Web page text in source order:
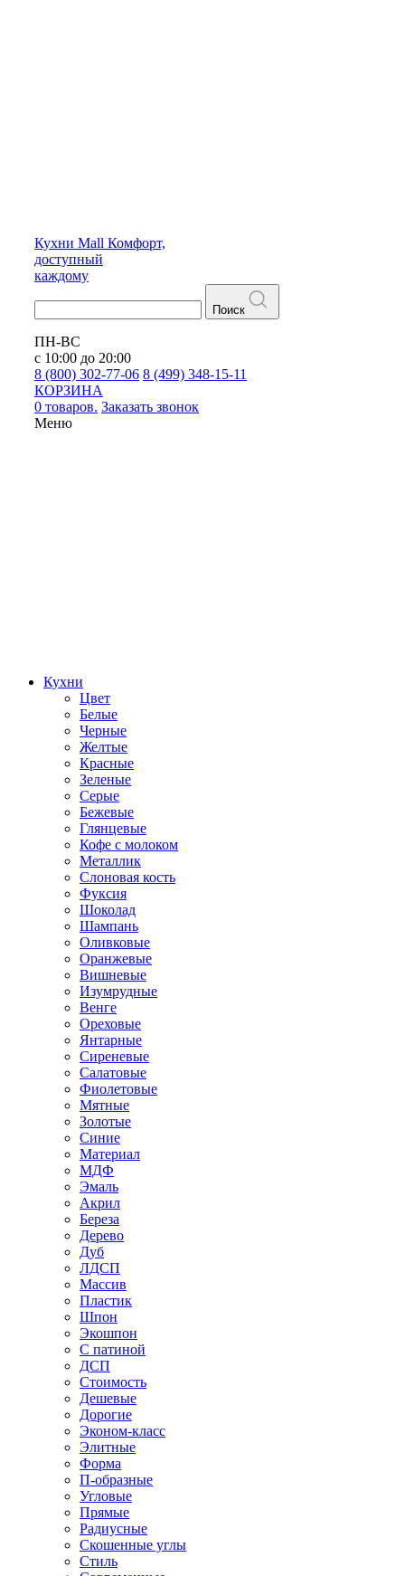
Кухни Mall Комфорт,
доступный
каждому
Поиск
ПН-ВС
с 10:00 до 20:00
8 (800) 302-77-06 8 (499) 348-15-11
КОРЗИНА
0 товаров. Заказать звонок
Меню
Кухни
Цвет
Белые
Черные
Желтые
Красные
Зеленые
Серые
Бежевые
Глянцевые
Кофе с молоком
Металлик
Слоновая кость
Фуксия
Шоколад
Шампань
Оливковые
Оранжевые
Вишневые
Изумрудные
Венге
Ореховые
Янтарные
Сиреневые
Салатовые
Фиолетовые
Мятные
Золотые
Синие
Материал
МДФ
Эмаль
Акрил
Береза
Дерево
Дуб
ЛДСП
Массив
Пластик
Шпон
Экошпон
С патиной
ДСП
Стоимость
Дешевые
Дорогие
Эконом-класс
Элитные
Форма
П-образные
Угловые
Прямые
Радиусные
Скошенные углы
Стиль